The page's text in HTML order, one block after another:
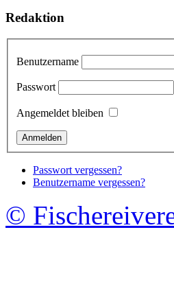
Redaktion
Benutzername
Passwort
Angemeldet bleiben
Passwort vergessen?
Benutzername vergessen?
©